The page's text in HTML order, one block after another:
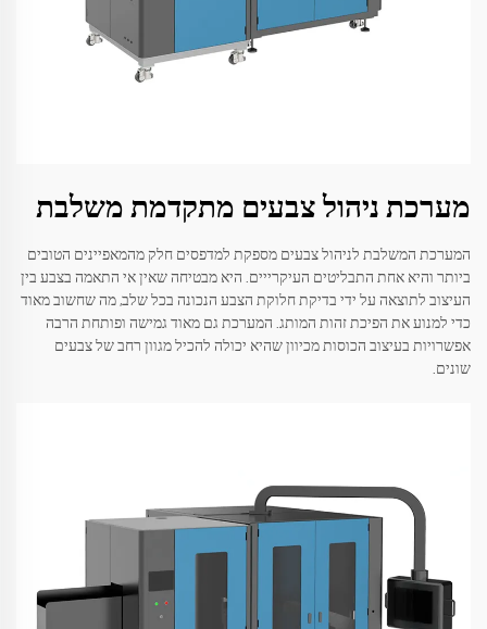
מערכת ניהול צבעים מתקדמת משלבת
המערכת המשלבת לניהול צבעים מספקת למדפסים חלק מהמאפיינים הטובים
ביותר והיא אחת התבליטים העיקרייים. היא מבטיחה שאין אי התאמה בצבע בין
העיצוב לתוצאה על ידי בדיקת חלוקת הצבע הנכונה בכל שלב, מה שחשוב מאוד
כדי למנוע את הפיכת זהות המותג. המערכת גם מאוד גמישה ופותחת הרבה
אפשרויות בעיצוב הכוסות מכיוון שהיא יכולה להכיל מגוון רחב של צבעים
שונים.